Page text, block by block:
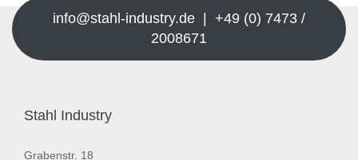
info@stahl-industry.de | +49 (0) 7473 /
2008671
Stahl Industry
Grabenstr. 18